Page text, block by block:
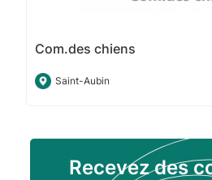
Com.des chiens
Saint-Aubin
Recevez des